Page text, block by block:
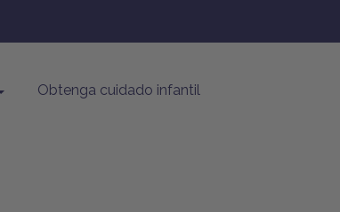
Obtenga cuidado infantil